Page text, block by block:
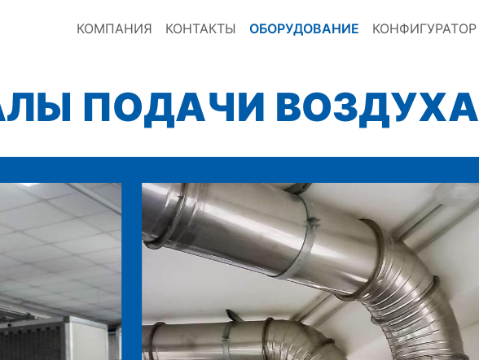
КОМПАНИЯ КОНТАКТЫ ОБОРУДОВАНИЕ КОНФИГУРАТОР
ПОДАЧИ ВОЗДУХА